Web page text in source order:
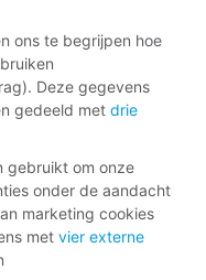
ons te begrijpen hoe
Deze gegevens
gedeeld met drie
gebruikt om onze
onder de aandacht
marketing cookies
met vier externe